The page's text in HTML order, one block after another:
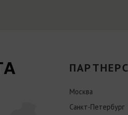
Москва
Санкт-Петербург